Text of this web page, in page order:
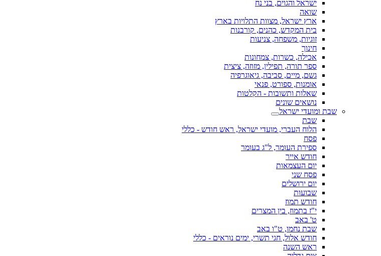
ישראל והגוים, בני נח
שואה
ארץ ישראל, מצוות התלויות בארץ
בית המקדש, כהנים, קורבנות
זוגיות, משפחה, צניעות
חינוך
אכילה, כשרות, צמחונות
ספר תורה, תפילין, מזוזה, ציצית
גשם, מיים, סביבה, גיאוגרפיה
אומנות, ספורט, פנאי
שאלות ותשובות - הקלטות
נושאים שונים
שבת ומועדי ישראל
שבת
הלוח העברי, מועדי ישראל, ראש חודש - כללי
פסח
ספירת העומר, ל"ג בעומר
חודש אייר
יום העצמאות
פסח שני
יום ירושלים
שבועות
חודש תמוז
י"ז בתמוז, בין המצרים
ט' באב
שבת נחמו, ט"ו באב
חודש אלול, חגי תשרי, ימים נוראים - כללי
ראש השנה